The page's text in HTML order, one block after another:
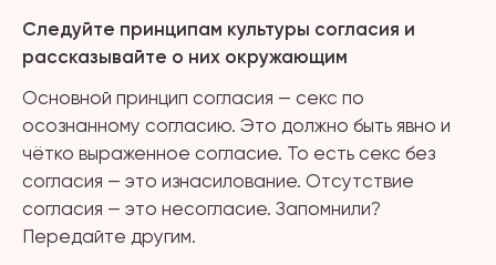
Следуйте принципам культуры согласия и
рассказывайте о них окружающим
Основной принцип согласия — секс по
осознанному согласию. Это должно быть явно и
чётко выраженное согласие. То есть секс без
согласия — это изнасилование. Отсутствие
согласия — это несогласие. Запомнили?
Передайте другим.